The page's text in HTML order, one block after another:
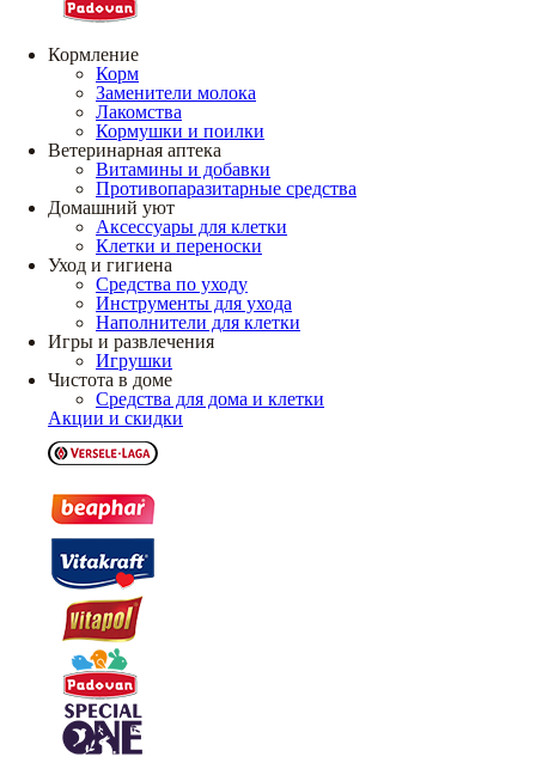
Кормление
Корм
Заменители молока
Лакомства
Кормушки и поилки
Ветеринарная аптека
Витамины и добавки
Противопаразитарные средства
Домашний уют
Аксессуары для клетки
Клетки и переноски
Уход и гигиена
Средства по уходу
Инструменты для ухода
Наполнители для клетки
Игры и развлечения
Игрушки
Чистота в доме
Средства для дома и клетки
Акции и скидки